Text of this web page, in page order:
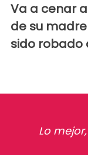
Va a cenar
de su
sido robado
Lo